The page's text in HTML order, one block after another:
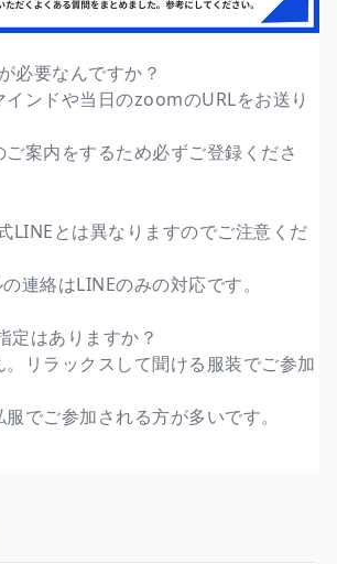
必要なんですか？
ンドや当日のzoomのURLをお送り
案内をするため必ずご登録くださ
とは異なりますのでご注意くだ
連絡はLINEのみの対応です。
定はありますか？
リラックスして聞ける服装でご参加
でご参加される方が多いです。